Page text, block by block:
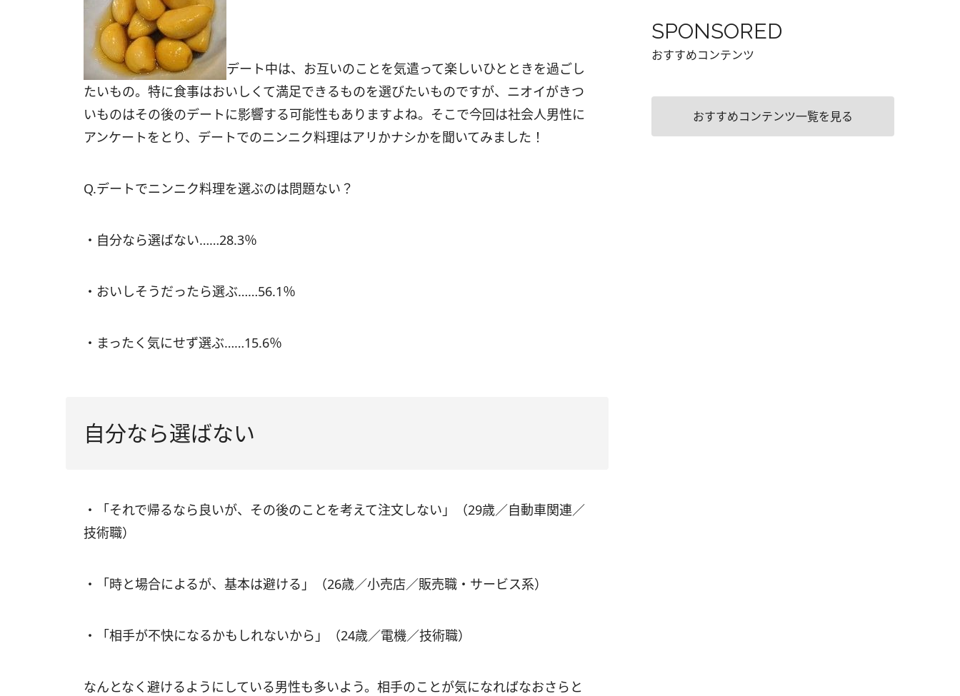
デート中は、お互いのことを気遣って楽しいひとときを過ごし
たいもの。特に食事はおいしくて満足できるものを選びたいものですが、ニオイがきつ
いものはその後のデートに影響する可能性もありますよね。そこで今回は社会人男性に
アンケートをとり、デートでのニンニク料理はアリかナシかを聞いてみました！
Q.デートでニンニク料理を選ぶのは問題ない？
・自分なら選ばない……28.3％
・おいしそうだったら選ぶ……56.1％
・まったく気にせず選ぶ……15.6％
自分なら選ばない
・「それで帰るなら良いが、その後のことを考えて注文しない」（29歳／自動車関連／
技術職）
・「時と場合によるが、基本は避ける」（26歳／小売店／販売職・サービス系）
・「相手が不快になるかもしれないから」（24歳／電機／技術職）
なんとなく避けるようにしている男性も多いよう。相手のことが気になればなおさらと
SPONSORED
おすすめコンテンツ
おすすめコンテンツ一覧を見る